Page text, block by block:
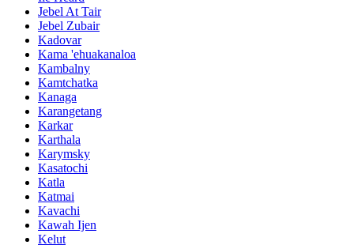
Jebel At Tair
Jebel Zubair
Kadovar
Kama 'ehuakanaloa
Kambalny
Kamtchatka
Kanaga
Karangetang
Karkar
Karthala
Karymsky
Kasatochi
Katla
Katmai
Kavachi
Kawah Ijen
Kelut